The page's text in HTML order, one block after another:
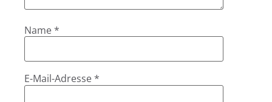
Name *
E-Mail-Adresse *